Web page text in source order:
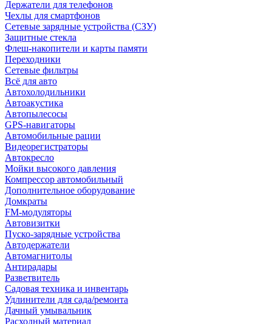
Держатели для телефонов
Чехлы для смартфонов
Сетевые зарядные устройства (СЗУ)
Защитные стекла
Флеш-накопители и карты памяти
Переходники
Сетевые фильтры
Всё для авто
Автохолодильники
Автоакустика
Автопылесосы
GPS-навигаторы
Автомобильные рации
Видеорегистраторы
Автокресло
Мойки высокого давления
Компрессор автомобильный
Дополнительное оборудование
Домкраты
FM-модуляторы
Автовизитки
Пуско-зарядные устройства
Автодержатели
Автомагнитолы
Антирадары
Разветвитель
Садовая техника и инвентарь
Удлинители для сада/ремонта
Дачный умывальник
Расходный материал